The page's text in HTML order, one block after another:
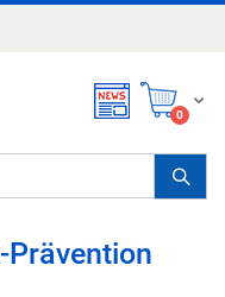
0items
Prävention